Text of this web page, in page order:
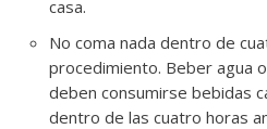
casa.
No coma nada dentro de
procedimiento. Beber agua
deben consumirse bebidas
dentro de las cuatro horas